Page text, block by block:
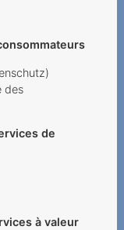
des
de
à valeur
les
les frais,
le